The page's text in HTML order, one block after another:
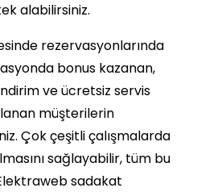
alabilirsiniz.
rezervasyonlarında
bonus kazanan,
ve ücretsiz servis
müşterilerin
Çok çeşitli çalışmalarda
sağlayabilir, tüm bu
sadakat